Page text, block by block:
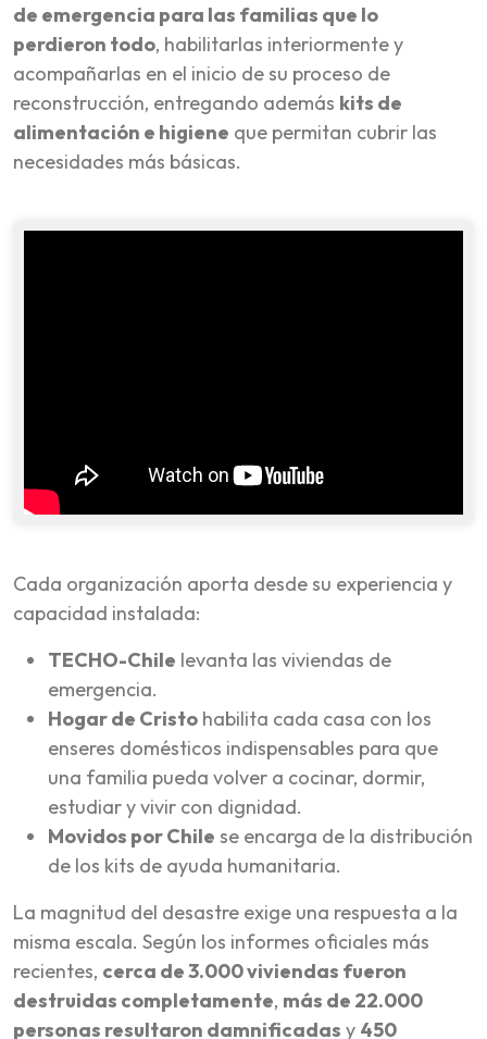
de emergencia para las familias que lo
perdieron todo, habilitarlas interiormente y
acompañarlas en el inicio de su proceso de
reconstrucción, entregando además kits de
alimentación e higiene que permitan cubrir las
necesidades más básicas.
Cada organización aporta desde su experiencia y
capacidad instalada:
TECHO-Chile levanta las viviendas de
emergencia.
Hogar de Cristo habilita cada casa con los
enseres domésticos indispensables para que
una familia pueda volver a cocinar, dormir,
estudiar y vivir con dignidad.
Movidos por Chile se encarga de la distribución
de los kits de ayuda humanitaria.
La magnitud del desastre exige una respuesta a la
misma escala. Según los informes oficiales más
recientes, cerca de 3.000 viviendas fueron
destruidas completamente, más de 22.000
personas resultaron damnificadas y 450